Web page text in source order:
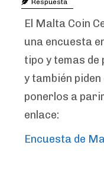
Respuesta
El Malta Coin
una encuesta
tipo y temas
y también
ponerlos a
enlace:
Encuesta de